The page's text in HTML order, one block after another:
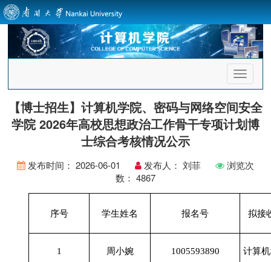
首
页
导
航
【博士招生】计算机学院、密码与网络空间安全
学院 2026年高校思想政治工作骨干专项计划博
士综合考核情况公示
发布时间： 2026-06-01 发布人： 刘菲
浏览次
数： 4867
序号 学生姓名 报名号 拟接
1 周小婉 1005593890 计算